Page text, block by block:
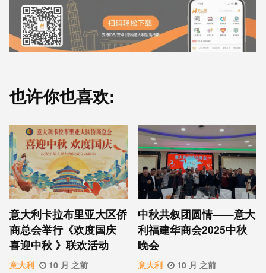
也许你也喜欢:
意⼤利卡拉布⾥亚大区侨
商总会举行《欢度国庆
喜迎中秋 》联欢活动
意大利 10 月 之前
中秋共叙团圆情——意大
利福建华商会2025中秋
晚会
意大利 10 月 之前